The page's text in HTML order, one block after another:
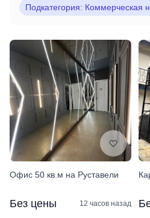
Подкатегория: Коммерческая
Офис 50 кв.м на Руставели
Без цены 12 часов назад